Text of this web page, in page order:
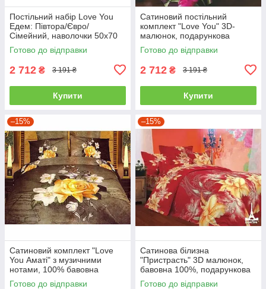
Постільний набір Love You
Едем: Півтора/Євро/
Сімейний, наволочки 50x70
полуторний
Готово до відправки
2 712 ₴ 3 191 ₴
Купити
Сатиновий постільний
комплект "Love You" 3D-
малюнок, подарункова
упаковка полуторний
Готово до відправки
2 712 ₴ 3 191 ₴
Купити
–15%
Сатиновий комплект "Love
You Аматі" з музичними
нотами, 100% бавовна
полуторний
Готово до відправки
–15%
Сатинова білизна
"Пристрасть" 3D малюнок,
бавовна 100%, подарункова
упаковка полуторний
Готово до відправки